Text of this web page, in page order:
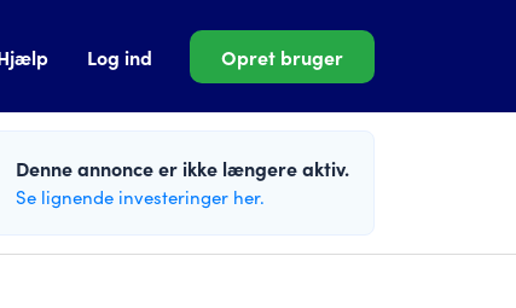
Log ind Opret bruger
Denne annonce er ikke længere aktiv.
Se lignende investeringer her.